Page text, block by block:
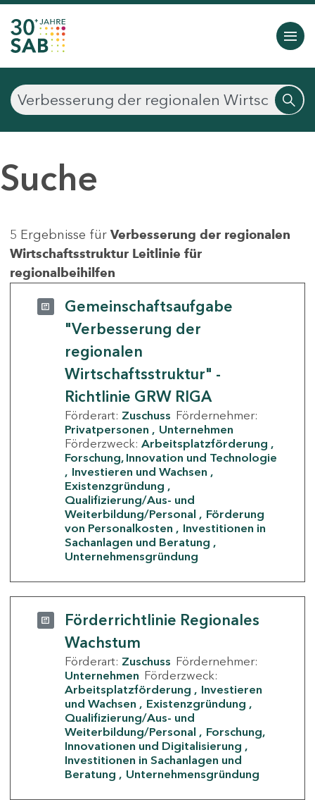
Suche
5 Ergebnisse für Verbesserung der regionalen
Wirtschaftsstruktur Leitlinie für
regionalbeihilfen
Gemeinschaftsaufgabe
"Verbesserung der
regionalen
Wirtschaftsstruktur" -
Richtlinie GRW RIGA
Förderart: Zuschuss Fördernehmer:
Privatpersonen
Unternehmen
Förderzweck: Arbeitsplatzförderung
Forschung, Innovation und Technologie
Investieren und Wachsen
Existenzgründung
Qualifizierung/Aus- und
Weiterbildung/Personal
Förderung
von Personalkosten
Investitionen in
Sachanlagen und Beratung
Unternehmensgründung
Förderrichtlinie Regionales
Wachstum
Förderart: Zuschuss Fördernehmer:
Unternehmen Förderzweck:
Arbeitsplatzförderung
Investieren
und Wachsen
Existenzgründung
Qualifizierung/Aus- und
Weiterbildung/Personal
Forschung,
Innovationen und Digitalisierung
Investitionen in Sachanlagen und
Beratung
Unternehmensgründung